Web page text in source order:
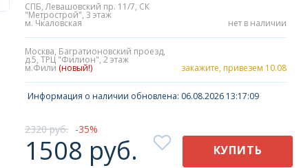
СПБ, Левашовский пр. 11/7, СК
"Метрострой", 3 этаж
м. Чкаловская нет в наличии
Москва, Багратионовский проезд,
д.5, ТРЦ "Филион", 2 этаж
м.Фили (новый!) закажите, привезем 10.08
Информация о наличии обновлена: 06.08.2026 13:17:09
2320 руб. 35
1508 руб. КУПИТЬ